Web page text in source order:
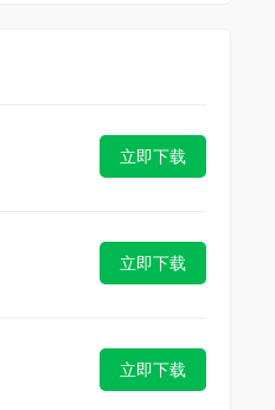
立即下载
立即下载
立即下载